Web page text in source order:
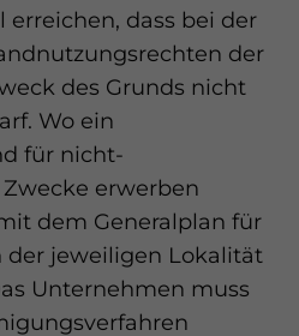
dass bei der
der
des Grunds nicht
Wo ein
für nicht-
erwerben
dem Generalplan für
jeweiligen Lokalität
Unternehmen muss